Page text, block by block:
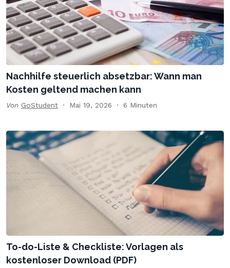
Nachhilfe steuerlich absetzbar: Wann man
Kosten geltend machen kann
Von GoStudent Mai 19, 2026 6 Minuten
To-do-Liste & Checkliste: Vorlagen als
kostenloser Download (PDF)